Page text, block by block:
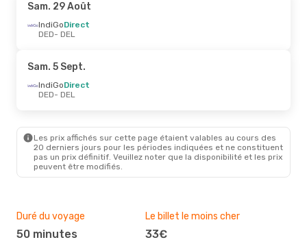
Sam. 29 Août
IndiGoDirect
DED- DEL
Sam. 5 Sept.
IndiGoDirect
DED- DEL
Les prix affichés sur cette page étaient valables au cours des
20 derniers jours pour les périodes indiquées et ne constituent
pas un prix définitif. Veuillez noter que la disponibilité et les prix
peuvent être modifiés.
Duré du voyage
50 minutes
Le billet le moins cher
33€